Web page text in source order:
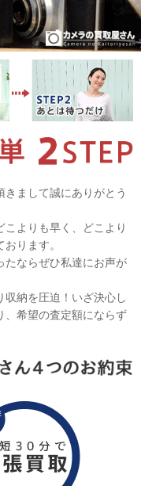
まして誠にありがとう
よりも早く、どこより
ります。
たならぜひ私達にお声が
納を圧迫！いざ決心し
、希望の査定額にならず